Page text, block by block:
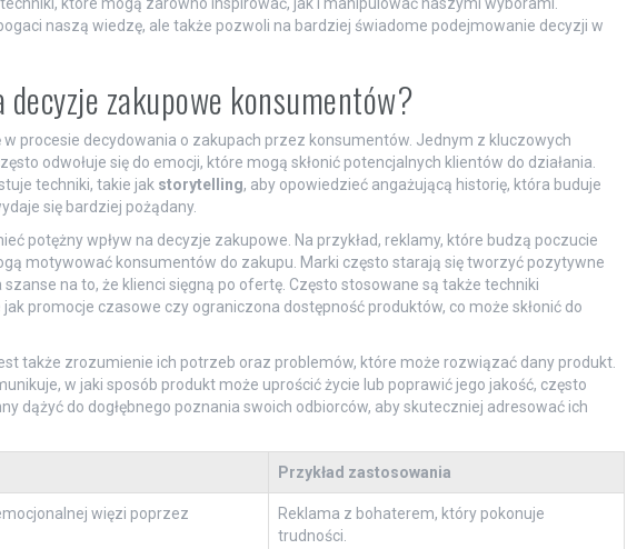
które mogą zarówno inspirować, jak i manipulować naszymi wyborami.
naszą wiedzę, ale także pozwoli na bardziej świadome podejmowanie decyzji w
decyzje zakupowe konsumentów?
procesie decydowania o zakupach przez konsumentów. Jednym z kluczowych
odwołuje się do emocji, które mogą skłonić potencjalnych klientów do działania.
techniki, takie jak storytelling, aby opowiedzieć angażującą historię, która buduje
się bardziej pożądany.
potężny wpływ na decyzje zakupowe. Na przykład, reklamy, które budzą poczucie
motywować konsumentów do zakupu. Marki często starają się tworzyć pozytywne
na to, że klienci sięgną po ofertę. Często stosowane są także techniki
jak promocje czasowe czy ograniczona dostępność produktów, co może skłonić do
także zrozumienie ich potrzeb oraz problemów, które może rozwiązać dany produkt.
w jaki sposób produkt może uprościć życie lub poprawić jego jakość, często
dążyć do dogłębnego poznania swoich odbiorców, aby skuteczniej adresować ich
Przykład zastosowania
więzi poprzez
Reklama z bohaterem, który pokonuje
trudności.